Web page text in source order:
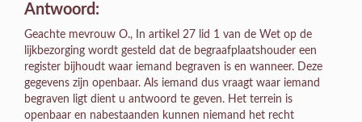
Antwoord:
Geachte mevrouw O., In artikel 27 lid 1 van de Wet op de
lijkbezorging wordt gesteld dat de begraafplaatshouder een
register bijhoudt waar iemand begraven is en wanneer. Deze
gegevens zijn openbaar. Als iemand dus vraagt waar iemand
begraven ligt dient u antwoord te geven. Het terrein is
openbaar en nabestaanden kunnen niemand het recht